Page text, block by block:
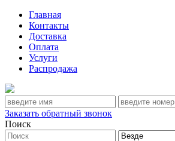
Главная
Контакты
Доставка
Оплата
Услуги
Распродажа
Заказать обратный звонок
Поиск